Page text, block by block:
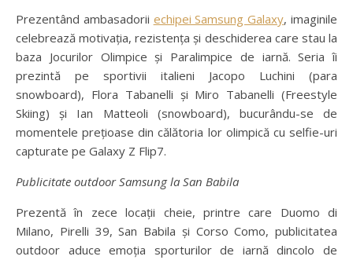
Prezentând ambasadorii echipei Samsung Galaxy, imaginile
celebrează motivația, rezistența și deschiderea care stau la
baza Jocurilor Olimpice și Paralimpice de iarnă. Seria îi
prezintă pe sportivii italieni Jacopo Luchini (para
snowboard), Flora Tabanelli și Miro Tabanelli (Freestyle
Skiing) și Ian Matteoli (snowboard), bucurându-se de
momentele prețioase din călătoria lor olimpică cu selfie-uri
capturate pe Galaxy Z Flip7.
Publicitate outdoor Samsung la San Babila
Prezentă în zece locații cheie, printre care Duomo di
Milano, Pirelli 39, San Babila și Corso Como, publicitatea
outdoor aduce emoția sporturilor de iarnă dincolo de